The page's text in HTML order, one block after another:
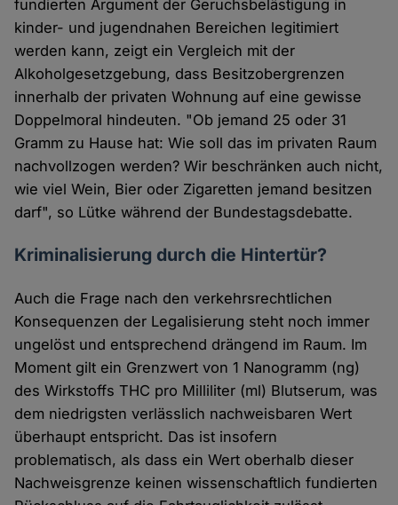
fundierten Argument der Geruchsbelästigung in
kinder- und jugendnahen Bereichen legitimiert
werden kann, zeigt ein Vergleich mit der
Alkoholgesetzgebung, dass Besitzobergrenzen
innerhalb der privaten Wohnung auf eine gewisse
Doppelmoral hindeuten. "Ob jemand 25 oder 31
Gramm zu Hause hat: Wie soll das im privaten Raum
nachvollzogen werden? Wir beschränken auch nicht,
wie viel Wein, Bier oder Zigaretten jemand besitzen
darf", so Lütke während der Bundestagsdebatte.
Kriminalisierung durch die Hintertür?
Auch die Frage nach den verkehrsrechtlichen
Konsequenzen der Legalisierung steht noch immer
ungelöst und entsprechend drängend im Raum. Im
Moment gilt ein Grenzwert von 1 Nanogramm (ng)
des Wirkstoffs THC pro Milliliter (ml) Blutserum, was
dem niedrigsten verlässlich nachweisbaren Wert
überhaupt entspricht. Das ist insofern
problematisch, als dass ein Wert oberhalb dieser
Nachweisgrenze keinen wissenschaftlich fundierten